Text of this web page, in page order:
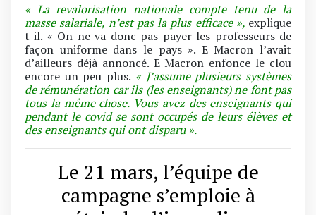
« La revalorisation nationale compte tenu de la
masse salariale, n’est pas la plus efficace », explique
t-il. « On ne va donc pas payer les professeurs de
façon uniforme dans le pays ». E Macron l’avait
d’ailleurs déjà annoncé. E Macron enfonce le clou
encore un peu plus. « J’assume plusieurs systèmes
de rémunération car ils (les enseignants) ne font pas
tous la même chose. Vous avez des enseignants qui
pendant le covid se sont occupés de leurs élèves et
des enseignants qui ont disparu ».
Le 21 mars, l’équipe de
campagne s’emploie à